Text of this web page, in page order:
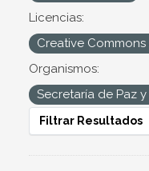
Licencias:
Creative
Organismos:
Secretaría de Paz
Filtrar Resultados